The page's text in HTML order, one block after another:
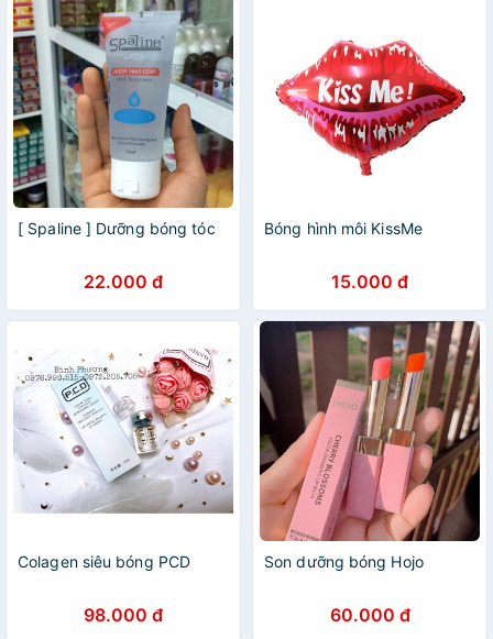
[ Spaline ] Dưỡng bóng tóc
22.000 đ
Bóng hình môi KissMe
15.000 đ
Colagen siêu bóng PCD
98.000 đ
Son dưỡng bóng Hojo
60.000 đ